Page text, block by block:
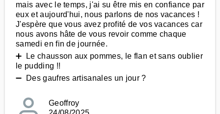
mais avec le temps, j'ai su être mis en confiance par
eux et aujourd'hui, nous parlons de nos vacances !
J'espère que vous avez profité de vos vacances car
nous avons hâte de vous revoir comme chaque
samedi en fin de journée.
➕ Le chausson aux pommes, le flan et sans oublier
le pudding !!
➖ Des gaufres artisanales un jour ?
Geoffroy